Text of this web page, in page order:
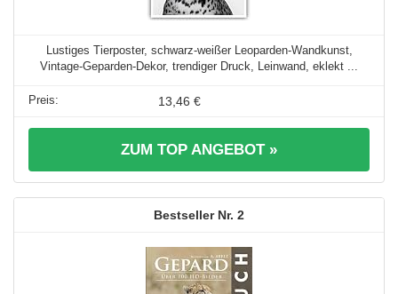
Lustiges Tierposter, schwarz-weißer Leoparden-Wandkunst,
Vintage-Geparden-Dekor, trendiger Druck, Leinwand, eklekt ...
13,46 €
ZUM TOP ANGEBOT »
2